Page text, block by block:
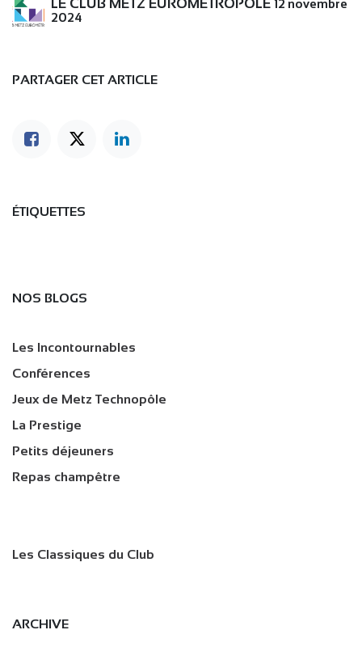
LE CLUB METZ EUROMETROPOLE 12 novembre
2024
PARTAGER CET ARTICLE
ÉTIQUETTES
NOS BLOGS
Les Incontournables
Conférences
Jeux de Metz Technopôle
La Prestige
Petits déjeuners
Repas champêtre
Les Classiques du Club
ARCHIVE